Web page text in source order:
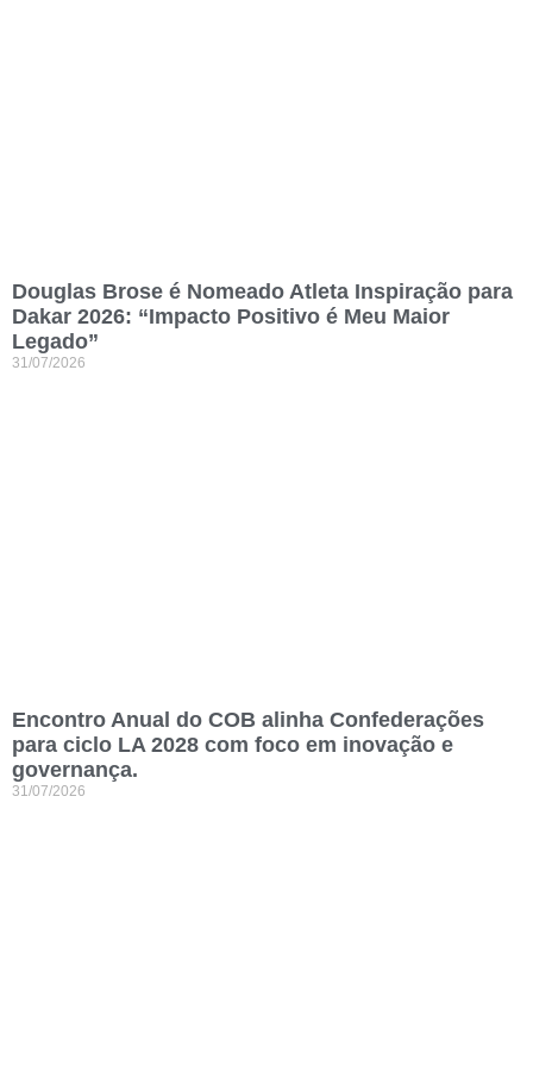
Douglas Brose é Nomeado Atleta Inspiração para
Dakar 2026: “Impacto Positivo é Meu Maior
Legado”
31/07/2026
Encontro Anual do COB alinha Confederações
para ciclo LA 2028 com foco em inovação e
governança.
31/07/2026